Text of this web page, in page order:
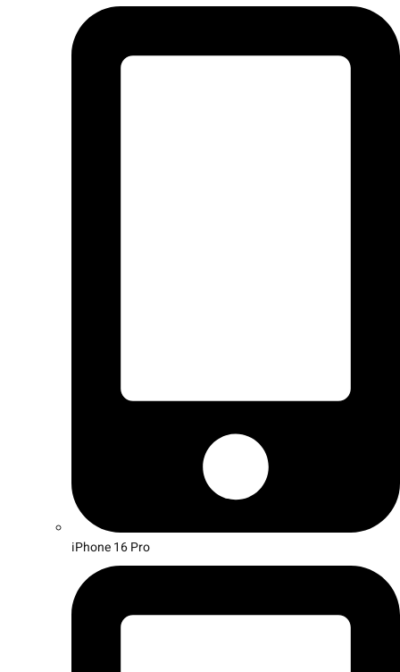
iPhone 16 Pro